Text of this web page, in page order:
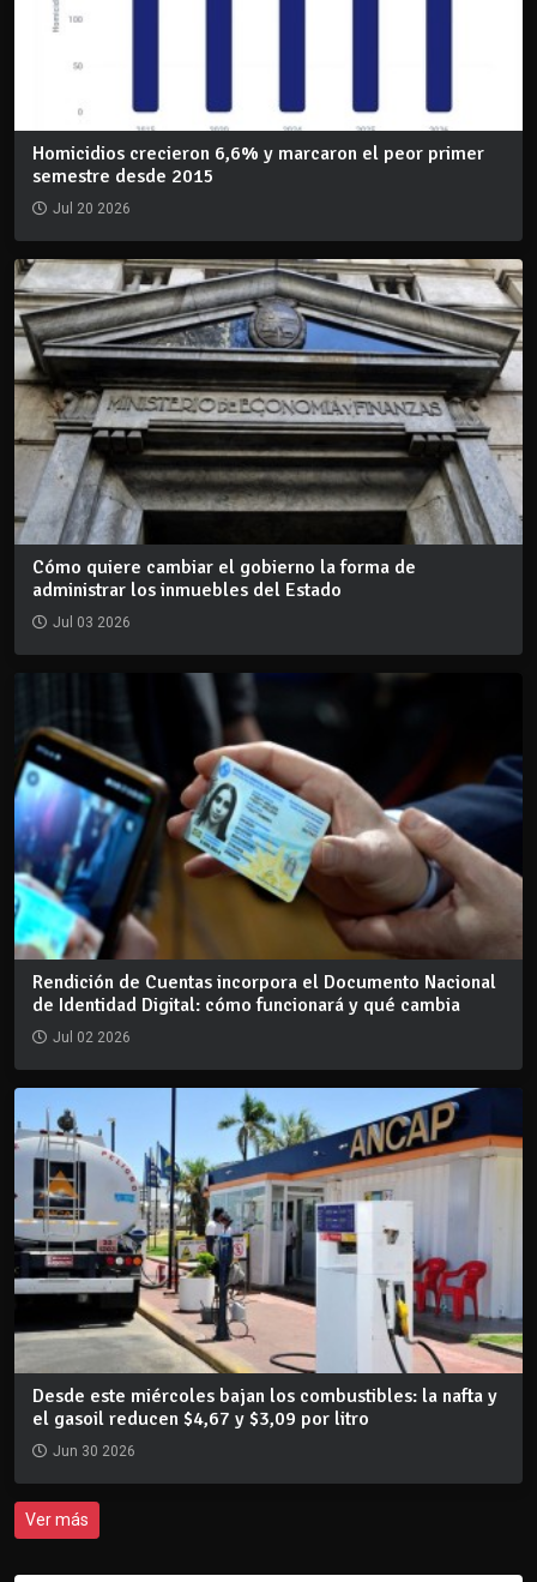
Homicidios crecieron 6,6% y marcaron el peor primer
semestre desde 2015
Jul 20 2026
Cómo quiere cambiar el gobierno la forma de
administrar los inmuebles del Estado
Jul 03 2026
Rendición de Cuentas incorpora el Documento Nacional
de Identidad Digital: cómo funcionará y qué cambia
Jul 02 2026
Desde este miércoles bajan los combustibles: la nafta y
el gasoil reducen $4,67 y $3,09 por litro
Jun 30 2026
Ver más